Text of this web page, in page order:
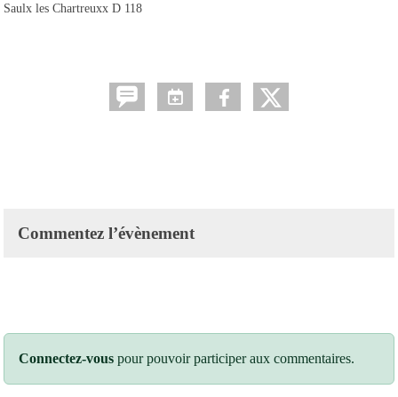
Saulx les Chartreuxx D 118
Commentez l’évènement
Connectez-vous pour pouvoir participer aux commentaires.